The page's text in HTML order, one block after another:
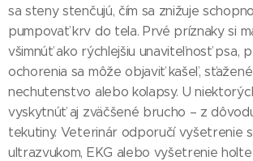
sa steny stenčujú, čím sa znižuje
pumpovať krv do tela. Prvé príznaky si
všimnúť ako rýchlejšiu unaviteľnosť psa,
ochorenia sa môže objaviť kašeľ,
nechutenstvo alebo kolapsy. U
vyskytnúť aj zväčšené brucho – z
tekutiny. Veterinár odporučí vyšetrenie
ultrazvukom, EKG alebo vyšetrenie